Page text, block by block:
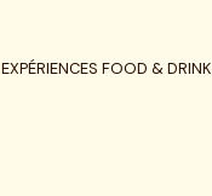
EXPÉRIENCES FOOD & DRINK